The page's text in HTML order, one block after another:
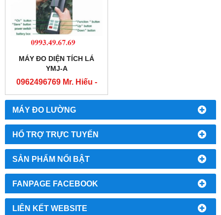
MÁY ĐO LƯỜNG
HỔ TRỢ TRỰC TUYẾN
SẢN PHẨM NỔI BẬT
FANPAGE FACEBOOK
LIÊN KẾT WEBSITE
MÁY ĐO DIỆN TÍCH LÁ
YMJ-A
0962496769 Mr. Hiếu -
0763556769 Mr. Cường